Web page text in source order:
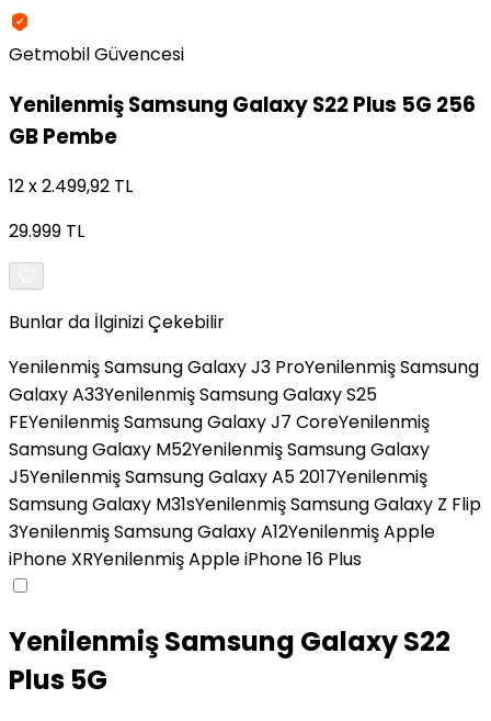
Getmobil Güvencesi
YenilenmişSamsung Galaxy S22 Plus 5G 256
GB Pembe
12 x 2.499,92 TL
29.999 TL
Bunlar da İlginizi Çekebilir
Yenilenmiş Samsung Galaxy J3 ProYenilenmiş Samsung
Galaxy A33Yenilenmiş Samsung Galaxy S25
FEYenilenmiş Samsung Galaxy J7 CoreYenilenmiş
Samsung Galaxy M52Yenilenmiş Samsung Galaxy
J5Yenilenmiş Samsung Galaxy A5 2017Yenilenmiş
Samsung Galaxy M31sYenilenmiş Samsung Galaxy Z Flip
3Yenilenmiş Samsung Galaxy A12Yenilenmiş Apple
iPhone XRYenilenmiş Apple iPhone 16 Plus
Yenilenmiş Samsung Galaxy S22
Plus 5G